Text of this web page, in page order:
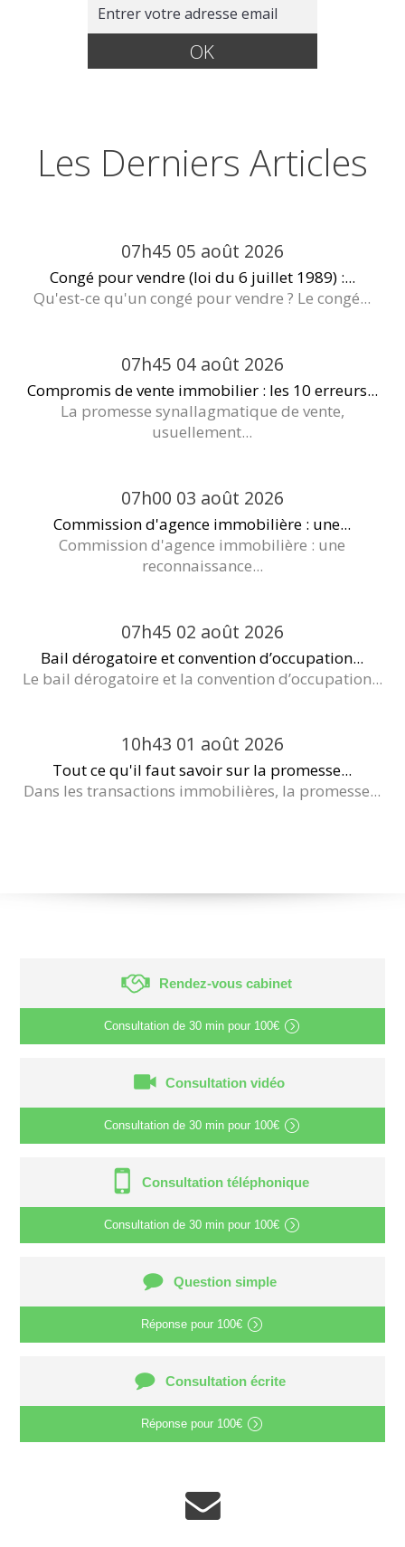
Les Derniers Articles
07h45 05 août 2026
Congé pour vendre (loi du 6 juillet 1989) :...
Qu'est-ce qu'un congé pour vendre ? Le congé...
07h45 04 août 2026
Compromis de vente immobilier : les 10 erreurs...
La promesse synallagmatique de vente,
usuellement...
07h00 03 août 2026
Commission d'agence immobilière : une...
Commission d'agence immobilière : une
reconnaissance...
07h45 02 août 2026
Bail dérogatoire et convention d’occupation...
Le bail dérogatoire et la convention d’occupation...
10h43 01 août 2026
Tout ce qu'il faut savoir sur la promesse...
Dans les transactions immobilières, la promesse...
Rendez-vous cabinet
Consultation de 30 min pour 100€
Consultation vidéo
Consultation de 30 min pour 100€
Consultation téléphonique
Consultation de 30 min pour 100€
Question simple
Réponse pour 100€
Consultation écrite
Réponse pour 100€